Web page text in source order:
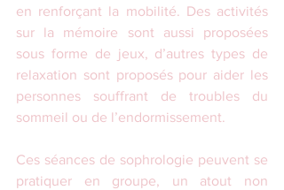
en renforçant la mobilité. Des activités
sur la mémoire sont aussi proposées
sous forme de jeux, d’autres types de
relaxation sont proposés pour aider les
personnes souffrant de troubles du
sommeil ou de l’endormissement.
Ces séances de sophrologie peuvent se
pratiquer en groupe, un atout non